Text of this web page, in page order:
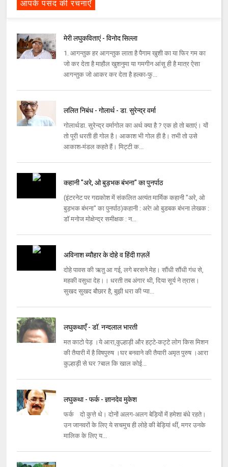
आपके पसंद की रचनाएँ
मेरी लघुकविताएं - विनोद सिल्ला
1. आगन्तुक हर आगन्तुक लाता है पैगाम खुशी का या फिर गम का
जो कर देता है माहौल खुशनुमा या गमगीन आंसू ही है मात्र ऐसा
आगन्तुक जो आकर कर देता है हल्का-फु...
ललित निबंध - गोलार्थ - डा. सुरेन्द्र वर्मा
गोलार्थडा. सुरेन्द्र वर्मागोल का अर्थ क्या है ? एक हो तो बताएं। यों
तो पूरी धरती ही गोल है। आकाश भी गोल ही है। तभी तो उसे
आकाश-मंडल कहते हैं। मिट्टी क...
कहानी "अरे, ओ बुड़भक बंभना" का पुनर्पाठ
(इंटरनेट पर गद्यकोश में संकलित अत्यंत मार्मिक कहानी "अरे, ओ
बुड़भक बंभना" का पुनर्पाठ)कहानी : अरे! ओ बुडबक बंभना लेखक :
डॉ मनोज मोक्षेन्द्र समीक्षक : न...
अविनाश ब्यौहार के दोहे व हिंदी ग़ज़लें
दोहे पावस की ऋतु आ गई, लगे बरसने मेह। सौंधी सौंधी गंध से,
महकी वसुधा देह।। धरती तब अंगार थी, दिया सूर्य ने त्रास।
सुखद सुखद बौछार है, बुझी धरा की प्या...
लघुकथाएँ - डॉ. नन्दलाल भारती
मत काटो पेड़ ।ये आरा,कुल्हाड़ी और हट्टे-कट्टे लोग किस मिशन
की तैयारी में है विषपुरुष ।घर बनवाने की तैयारी अमृत पुरुष ।आरा
कुल्हाड़ी से घर ?बाल कि खाल कोई...
लघुकथा - फर्क - ज्ञानदेव मुकेश
फर्क दो कुत्ते थे। दोनों अलग-अलग बेड़ियों में हमेशा बंधे रहते।
उन जानवरों के लिए ये सचमुच ही लोहे की बेड़ियां थीं, मगर उनके
मालिक के लिए य...